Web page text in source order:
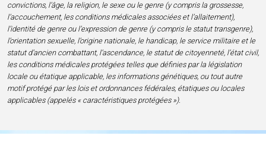
convictions, l’âge, la religion, le sexe ou le genre (y compris la grossesse,
l’accouchement, les conditions médicales associées et l’allaitement),
l’identité de genre ou l’expression de genre (y compris le statut transgenre),
l’orientation sexuelle, l’origine nationale, le handicap, le service militaire et le
statut d’ancien combattant, l’ascendance, le statut de citoyenneté, l’état civil,
les conditions médicales protégées telles que définies par la législation
locale ou étatique applicable, les informations génétiques, ou tout autre
motif protégé par les lois et ordonnances fédérales, étatiques ou locales
applicables (appelés « caractéristiques protégées »).